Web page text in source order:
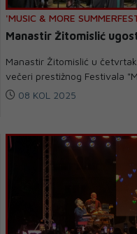
'MUSIC & MORE
Manastir Žitomislić
Manastir Žitomislić u
večeri prestižnog Festivala
08 KOL 2025